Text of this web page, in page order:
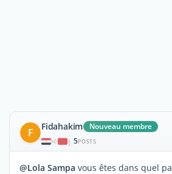
F Fidahakim Nouveau membre
| 5POSTS
@Lola Sampa vous êtes dans quel